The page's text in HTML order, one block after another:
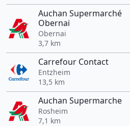
Auchan Supermarché
Obernai
Obernai
3,7 km
Carrefour Contact
Entzheim
13,5 km
Auchan Supermarche
Rosheim
7,1 km